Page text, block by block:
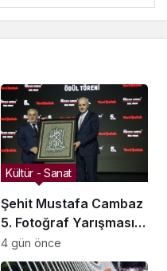
Şehit Mustafa Cambaz
5. Fotoğraf Yarışması
Ödülleri Demokrasi ve
Özgürlükler Adası’nda
Kültür - Sanat
4 gün önce